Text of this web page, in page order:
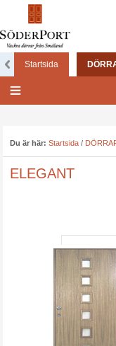
Startsida
Du är här: Startsida /
ELEGANT